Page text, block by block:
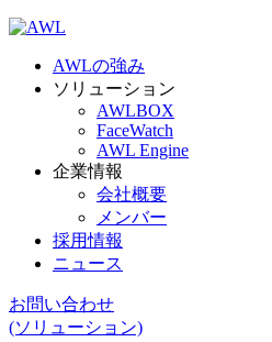
AWLの強み
ソリューション
AWLBOX
FaceWatch
AWL Engine
企業情報
会社概要
メンバー
採用情報
ニュース
お問い合わせ
(ソリューション)